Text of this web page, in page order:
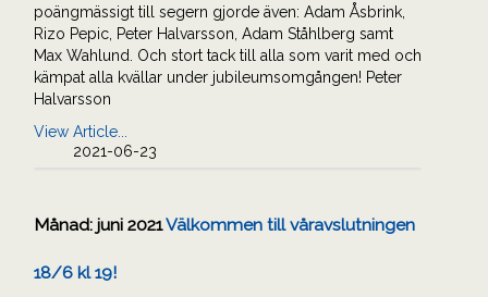
poängmässigt till segern gjorde även: Adam Åsbrink,
Rizo Pepic, Peter Halvarsson, Adam Ståhlberg samt
Max Wahlund. Och stort tack till alla som varit med och
kämpat alla kvällar under jubileumsomgången! Peter
Halvarsson
View Article...
2021-06-23
Månad: juni 2021Välkommen till våravslutningen
18/6 kl 19!